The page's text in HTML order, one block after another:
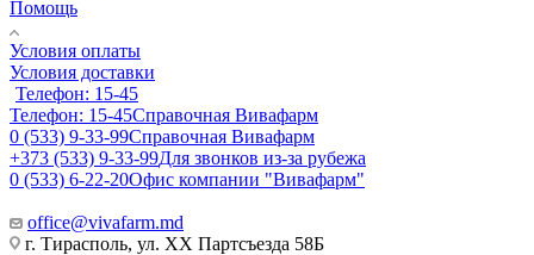
Помощь
Условия оплаты
Условия доставки
Телефон: 15-45
Телефон: 15-45Справочная Вивафарм
0 (533) 9-33-99Справочная Вивафарм
+373 (533) 9-33-99Для звонков из-за рубежа
0 (533) 6-22-20Офис компании "Вивафарм"
office@vivafarm.md
г. Тирасполь, ул. ХХ Партсъезда 58Б